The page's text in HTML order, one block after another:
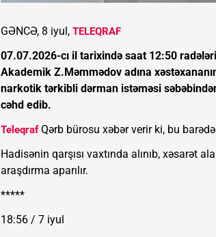
GƏNCƏ, 8 iyul, TELEQRAF
07.07.2026-cı il tarixində saat 12:50
Akademik Z.Məmmədov adına
narkotik tərkibli dərman istəməsi
cəhd edib.
TeleqrafQərb bürosu xəbər verir ki, bu
Hadisənin qarşısı vaxtında alınıb, xəsarət
araşdırma aparılır.
*****
18:56 / 7 iyul